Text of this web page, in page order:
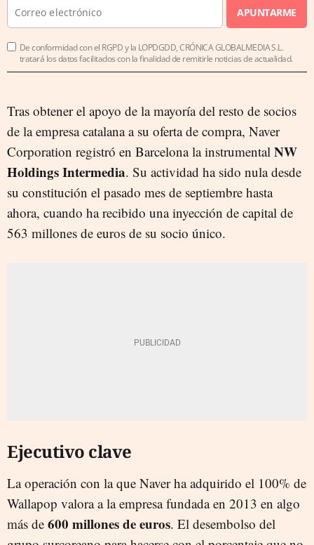
APUNTARME
De conformidad con el RGPD y la LOPDGDD, CRÓNICA GLOBALMEDIA S.L.
tratará los datos facilitados con la finalidad de remitirle noticias de actualidad.
Tras obtener el apoyo de la mayoría del resto de socios
de la empresa catalana a su oferta de compra, Naver
Corporation registró en Barcelona la instrumental NW
Holdings Intermedia. Su actividad ha sido nula desde
su constitución el pasado mes de septiembre hasta
ahora, cuando ha recibido una inyección de capital de
563 millones de euros de su socio único.
Ejecutivo clave
La operación con la que Naver ha adquirido el 100% de
Wallapop valora a la empresa fundada en 2013 en algo
más de 600 millones de euros. El desembolso del